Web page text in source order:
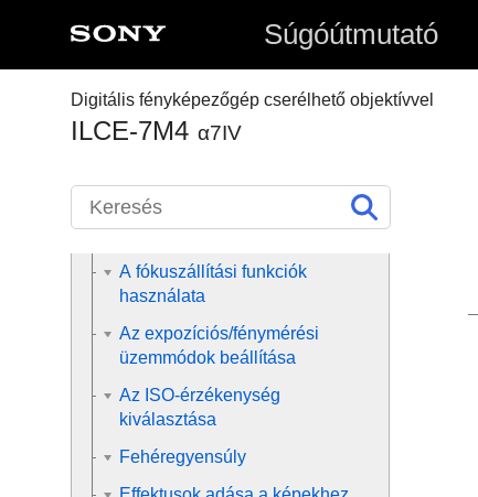
Súgóútmutató
Digitális fényképezőgép cserélhető objektívvel
ILCE-7M4 α7IV
A fényképezési funkciók
A fejezet tartalma
Fókuszálás
Arc/Szem AF
A fókuszállítási funkciók
használata
Az expozíciós/fénymérési
üzemmódok beállítása
Az ISO-érzékenység
kiválasztása
Fehéregyensúly